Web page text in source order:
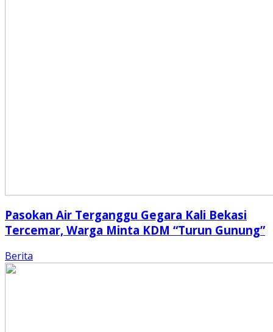
Pasokan Air Terganggu Gegara Kali Bekasi
Tercemar, Warga Minta KDM “Turun Gunung”
Berita